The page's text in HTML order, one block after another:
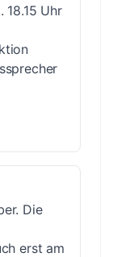
18.15 Uhr
Die
erst am